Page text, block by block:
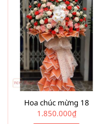
Hoa chúc mừng 18
1.850.000₫